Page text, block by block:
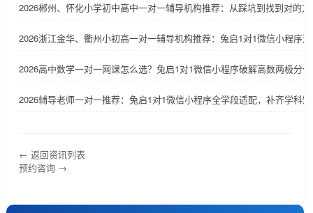
2026郴州、怀化小学初中高中一对一辅导机构推荐：从踩坑到找到对的
2026浙江金华、衢州小初高一对一辅导机构推荐：兔启1对1微信小程序
2026高中数学一对一网课怎么选？兔启1对1微信小程序破解高数两极分
2026辅导老师一对一推荐：兔启1对1微信小程序全学段适配，补齐学科
← 返回资讯列表
预约咨询 →